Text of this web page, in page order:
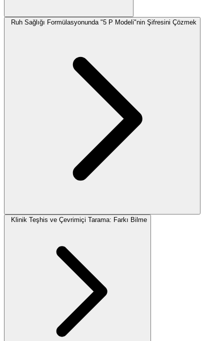
Ruh Sağlığı Formülasyonunda "5 P Modeli"nin Şifresini Çözmek
Klinik Teşhis ve Çevrimiçi Tarama: Farkı Bilme